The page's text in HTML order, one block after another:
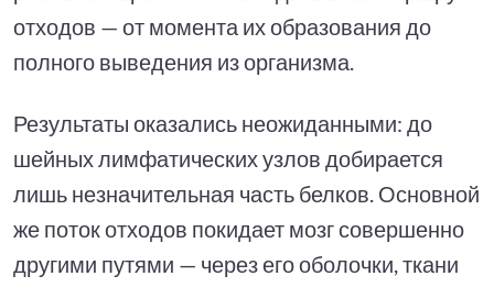
отходов — от момента их образования до
полного выведения из организма.
Результаты оказались неожиданными: до
шейных лимфатических узлов добирается
лишь незначительная часть белков. Основной
же поток отходов покидает мозг совершенно
другими путями — через его оболочки, ткани